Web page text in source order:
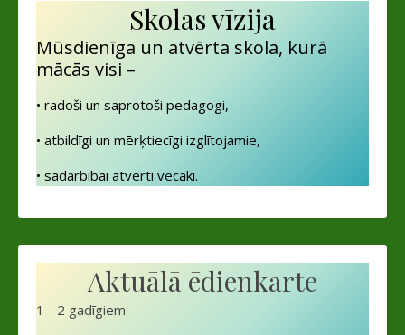
Skolas vīzija
Mūsdienīga un atvērta skola, kurā
mācās visi –
• radoši un saprotoši pedagogi,
• atbildīgi un mērķtiecīgi izglītojamie,
• sadarbībai atvērti vecāki.
Aktuālā ēdienkarte
1 - 2 gadīgiem